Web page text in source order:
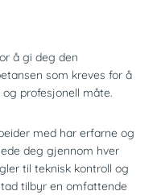
å gi deg den
som kreves for å
profesjonell måte.
med har erfarne og
deg gjennom hver
til teknisk kontroll og
tilbyr en omfattende